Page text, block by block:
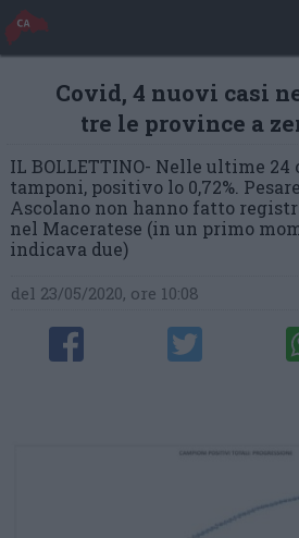
Covid, 4 nuovi casi
tre le province a
IL BOLLETTINO- Nelle ultime 24
tamponi, positivo lo 0,72%.
Ascolano non hanno fatto
nel Maceratese (in un primo
indicava due)
del 23/05/2020, ore 10:08